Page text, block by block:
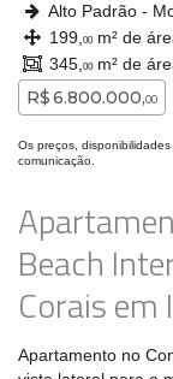
Alto Padrão -
199, 00m² de
345, 00m² de
R$ 6.800.000,00
Os preços,
comunicação.
Beach
Corais em
Apartamento no